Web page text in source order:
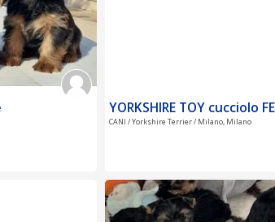
YORKSHIRE TOY cucciolo
CANI / Yorkshire Terrier / Milano, Milano